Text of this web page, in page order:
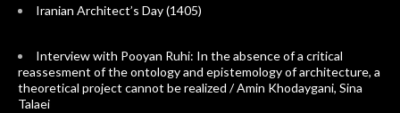
Iranian Architect’s Day (1405)
Interview with Pooyan Ruhi: In the absence of a critical
reassesment of the ontology and epistemology of architecture, a
theoretical project cannot be realized / Amin Khodaygani, Sina
Talaei